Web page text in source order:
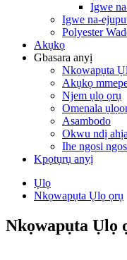
Igwe
Igwe na-
Polyester
Akụkọ
Gbasara anyị
Nkọwapụta
Akụkọ
Njem ụlọ ọrụ
Omenala
Asambodo
Okwu ndị ahịa
Ihe ngosi
Kpọtụrụ anyị
Ụlọ
Nkọwapụta Ụlọ ọrụ
Nkọwapụta Ụlọ